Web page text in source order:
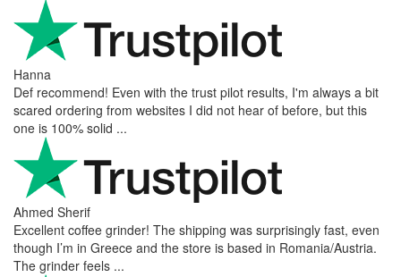
Hanna
Def recommend! Even with the trust pilot results, I'm always a bit
scared ordering from websites I did not hear of before, but this
one is 100% solid ...
Ahmed Sherif
Excellent coffee grinder! The shipping was surprisingly fast, even
though I’m in Greece and the store is based in Romania/Austria.
The grinder feels ...